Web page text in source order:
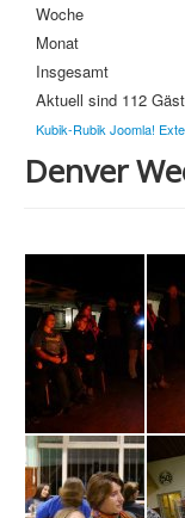
Woche
Monat
Insgesamt
Aktuell sind 112
Kubik-Rubik Joomla!
Denver